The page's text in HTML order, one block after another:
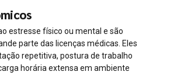
estresse físico ou mental e são
parte das licenças médicas. Eles
repetitiva, postura de trabalho
horária extensa em ambiente